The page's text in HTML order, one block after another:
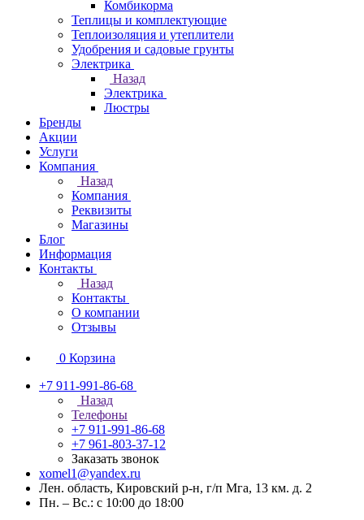
Комбикорма
Теплицы и комплектующие
Теплоизоляция и утеплители
Удобрения и садовые грунты
Электрика
Назад
Электрика
Люстры
Бренды
Акции
Услуги
Компания
Назад
Компания
Реквизиты
Магазины
Блог
Информация
Контакты
Назад
Контакты
О компании
Отзывы
0 Корзина
+7 911-991-86-68
Назад
Телефоны
+7 911-991-86-68
+7 961-803-37-12
Заказать звонок
xomel1@yandex.ru
Лен. область, Кировский р-н, г/п Мга, 13 км. д. 2
Пн. – Вс.: с 10:00 до 18:00